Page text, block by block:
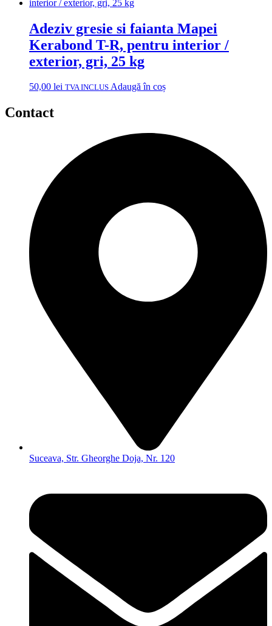
Adeziv gresie si faianta Mapei
Kerabond T-R, pentru interior /
exterior, gri, 25 kg
50,00 lei TVA INCLUS Adaugă în coș
Contact
Suceava, Str. Gheorghe Doja, Nr. 120